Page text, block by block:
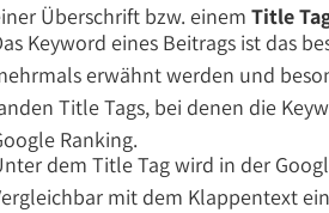
Überschrift bzw. einemTitle
Keyword eines Beitrags ist das
erwähnt werden und
Title Tags, bei denen die
Ranking.
dem Title Tag wird in der
mit dem Klappentext